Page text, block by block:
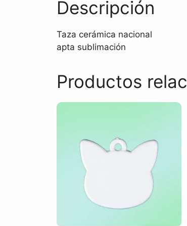
Descripción
Taza cerámica nacional
apta sublimación
Productos